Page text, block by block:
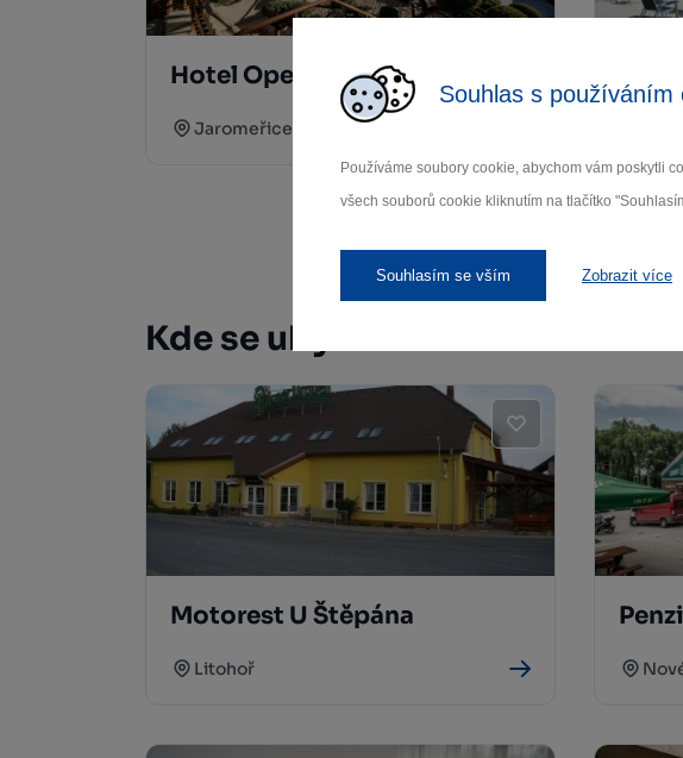
Souhlas s používáním
Používáme soubory cookie, abychom vám poskytli
všech souborů cookie kliknutím na tlačítko
Souhlasím se vším Zobrazit více
Hotel Opera
Jaromeřice n. Rokytnou
Kde se ubytovat
Motorest U Štěpána
Litohoř